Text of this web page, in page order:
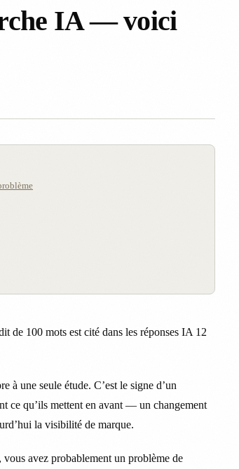
IA — voici
de 100 mots est cité dans les réponses IA 12
à une seule étude. C’est le signe d’un
ce qu’ils mettent en avant — un changement
la visibilité de marque.
avez probablement un problème de